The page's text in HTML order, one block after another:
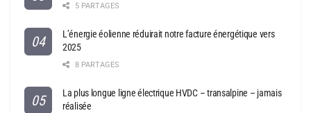
5 PARTAGES
L’énergie éolienne réduirait notre facture énergétique vers
2025
8 PARTAGES
La plus longue ligne électrique HVDC – transalpine – jamais
réalisée